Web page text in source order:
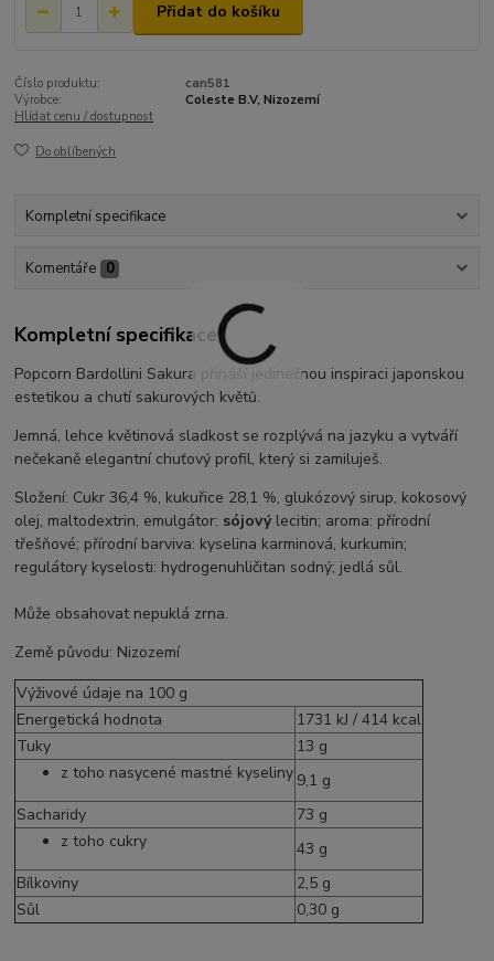
Přidat do košíku
Číslo produktu:
can581
Výrobce:
Coleste B.V, Nizozemí
Hlídat cenu / dostupnost
Do oblíbených
Kompletní specifikace
Komentáře 0
Kompletní specifikace
Popcorn Bardollini Sakura přináší jedinečnou inspiraci japonskou
estetikou a chutí sakurových květů.
Jemná, lehce květinová sladkost se rozplývá na jazyku a vytváří
nečekaně elegantní chuťový profil, který si zamiluješ.
Složení: Cukr 36,4 %, kukuřice 28,1 %, glukózový sirup, kokosový
olej, maltodextrin, emulgátor: sójový lecitin; aroma: přírodní
třešňové; přírodní barviva: kyselina karminová, kurkumin;
regulátory kyselosti: hydrogenuhličitan sodný; jedlá sůl.
Může obsahovat nepuklá zrna.
Země původu: Nizozemí
Výživové údaje na 100 g
Energetická hodnota
1731 kJ / 414 kcal
Tuky
13 g
z toho nasycené mastné kyseliny 9,1 g
Sacharidy
73 g
z toho cukry
43 g
Bílkoviny
2,5 g
Sůl
0,30 g